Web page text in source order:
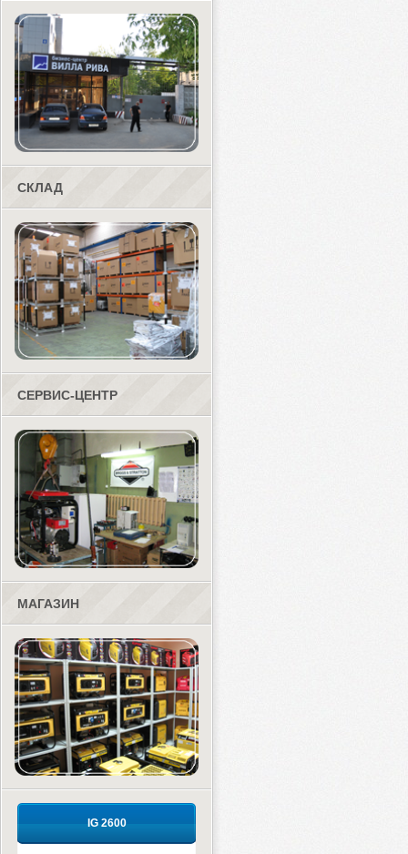
СКЛАД
СЕРВИС-ЦЕНТР
МАГАЗИН
IG 2600